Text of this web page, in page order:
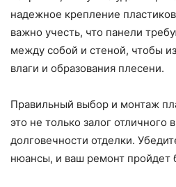
надежное крепление
важно учесть, что панели
между собой и стеной, чтобы
влаги и образования плесени.
Правильный выбор и монтаж
это не только залог отличного
долговечности отделки.
нюансы, и ваш ремонт пройдет